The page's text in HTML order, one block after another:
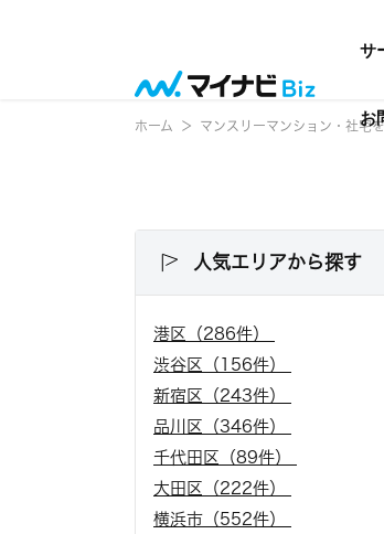
サ
お
ホーム マンスリーマンション・社宅
人気エリアから探す
港区（286件）
渋谷区（156件）
新宿区（243件）
品川区（346件）
千代田区（89件）
大田区（222件）
横浜市（552件）